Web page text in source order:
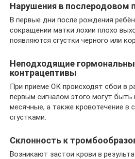
Нарушения в послеродовом
В первые дни после рождения
сокращении матки лохии плохо
появляются сгустки черного или
Неподходящие
контрацептивы
При приеме ОК происходят сбои в
первым сигналом этого могут быть
месячные, а также кровотечение в
сгустками.
Склонность к
Возникают застои крови в